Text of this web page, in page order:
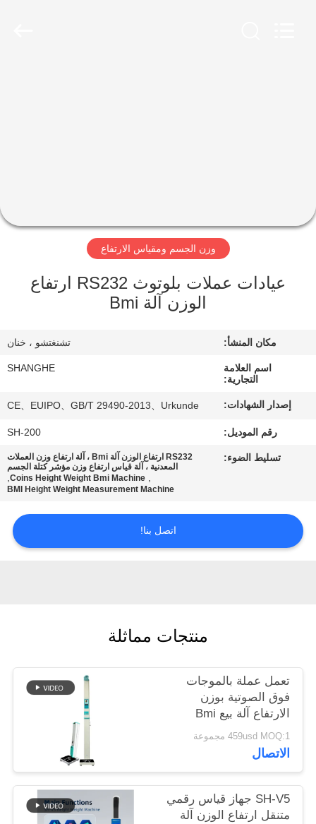
برنامج
VR
المصنع
مراقبة
الجودة
اطلب
خريطة
الموقع
PRIVACY
POLICY
وزن الجسم ومقياس الارتفاع
عيادات عملات بلوتوث RS232 ارتفاع
الوزن آلة Bmi
مكان المنشأ: تشنغتشو ، خنان
اسم العلامة
التجارية:
SHANGHE
إصدار الشهادات: CE、EUIPO、GB/T 29490-2013、Urkunde
رقم الموديل: SH-200
تسليط الضوء:
RS232 ارتفاع الوزن آلة Bmi ، آلة ارتفاع وزن العملات
المعدنية ، آلة قياس ارتفاع وزن مؤشر كتلة الجسم
,
Coins Height Weight Bmi Machine
,
BMI Height Weight Measurement Machine
اتصل بنا!
منتجات مماثلة
تعمل عملة بالموجات
فوق الصوتية بوزن
الارتفاع آلة بيع Bmi
459usd MOQ:1 مجموعة
الاتصال
SH-V5 جهاز قياس رقمي
متنقل ارتفاع الوزن آلة